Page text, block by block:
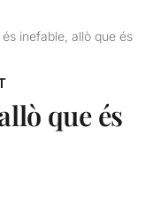
és inefable, allò que és
que és